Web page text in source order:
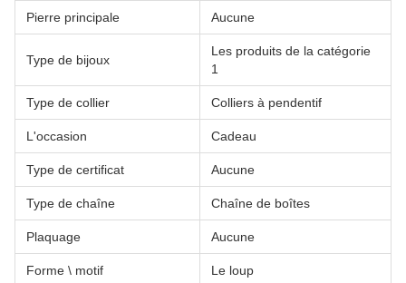
Pierre principale Aucune
Type de bijoux
Les produits de la catégorie
1
Type de collier Colliers à pendentif
L'occasion Cadeau
Type de certificat Aucune
Type de chaîne Chaîne de boîtes
Plaquage Aucune
Forme \ motif Le loup